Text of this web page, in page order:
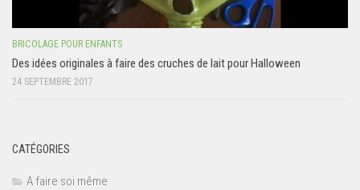
BRICOLAGE POUR ENFANTS
Des idées originales à faire des cruches de lait pour Halloween
24 SEPTEMBRE 2017
CATÉGORIES
A faire soi même